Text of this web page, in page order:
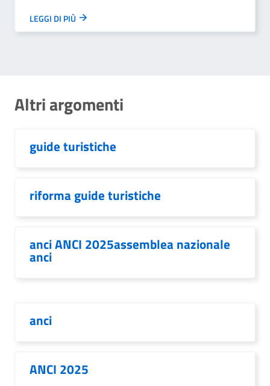
LEGGI DI PIÙ
Altri argomenti
guide turistiche
riforma guide turistiche
anci ANCI 2025assemblea nazionale
anci
anci
ANCI 2025